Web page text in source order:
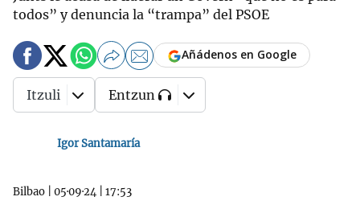
todos” y denuncia la “trampa” del PSOE
Igor Santamaría
Bilbao 05·09·24 17:53
Añádenos en Google
Itzuli Entzun